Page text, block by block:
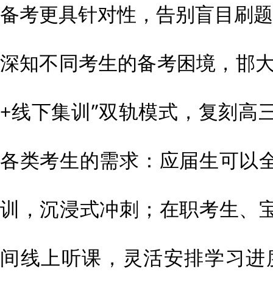
备考更具针对性，告别盲目刷
深知不同考生的备考困境，邯
+线下集训”双轨模式，复刻高
各类考生的需求：应届生可以
训，沉浸式冲刺；在职考生、
间线上听课，灵活安排学习